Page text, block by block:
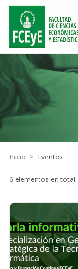
Inicio > Eventos
6 elementos en total: